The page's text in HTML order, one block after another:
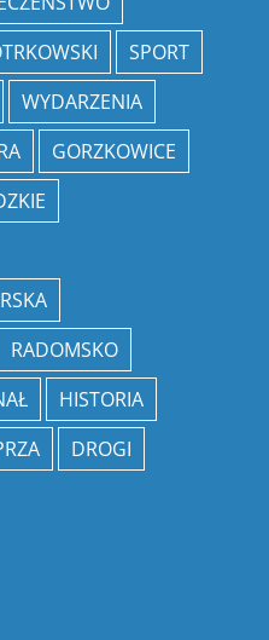
SPORT
WYDARZENIA
GORZKOWICE
RADOMSKO
HISTORIA
DROGI